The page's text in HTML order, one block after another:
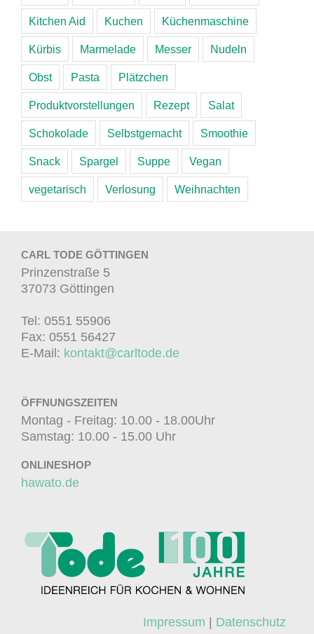
Kitchen Aid Kuchen Küchenmaschine
Kürbis Marmelade Messer Nudeln
Obst Pasta Plätzchen
Produktvorstellungen Rezept Salat
Schokolade Selbstgemacht Smoothie
Snack Spargel Suppe Vegan
vegetarisch Verlosung Weihnachten
CARL TODE GÖTTINGEN
Prinzenstraße 5
37073 Göttingen
Tel: 0551 55906
Fax: 0551 56427
E-Mail: kontakt@carltode.de
ÖFFNUNGSZEITEN
Montag - Freitag: 10.00 - 18.00Uhr
Samstag: 10.00 - 15.00 Uhr
ONLINESHOP
hawato.de
Impressum | Datenschutz